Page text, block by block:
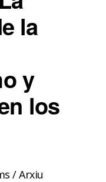
la
y
los
/ Arxiu